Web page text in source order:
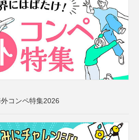
コンペ特集2026